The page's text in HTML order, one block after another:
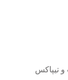
تیپاکس